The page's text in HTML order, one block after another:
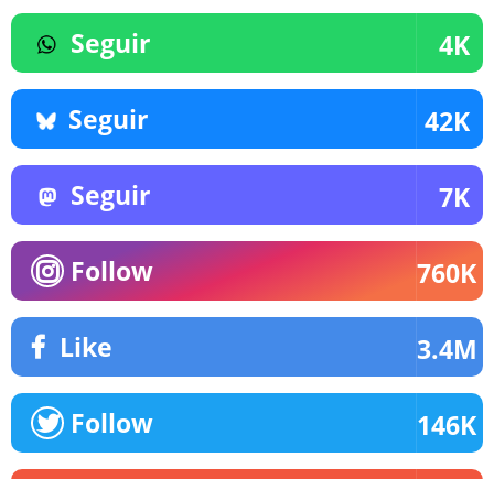
Seguir 4K
Seguir 42K
Seguir 7K
Follow 760K
Like 3.4M
Follow 146K